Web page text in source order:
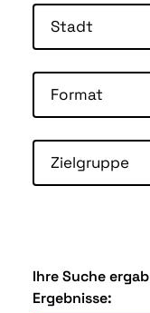
Stadt
Format
Zielgruppe
Ihre Suche
Ergebnisse: